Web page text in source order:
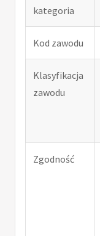
kategoria
Kod zawodu
Klasyfikacja
zawodu
Zgodność